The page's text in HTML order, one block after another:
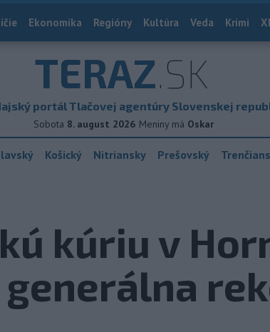
Ekonomika Regióny Kultúra Veda Krimi
TERAZ.SK
portál Tlačovej agentúry Slovenskej
Sobota 8. august 2026 Meniny má Oskar
Košický Nitriansky Prešovský
kúriu v
generálna